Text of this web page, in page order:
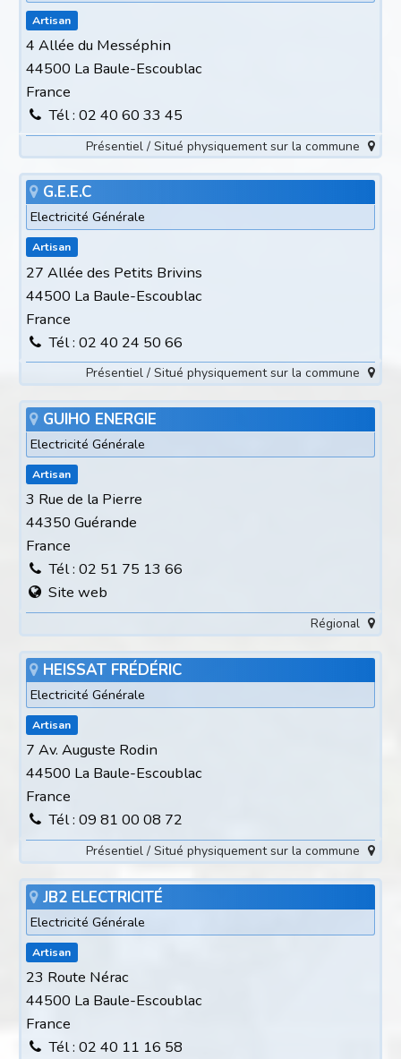
Artisan
4 Allée du Messéphin
44500 La Baule-Escoublac
France
Tél : 02 40 60 33 45
Présentiel / Situé physiquement sur la commune
G.E.E.C
Electricité Générale
Artisan
27 Allée des Petits Brivins
44500 La Baule-Escoublac
France
Tél : 02 40 24 50 66
Présentiel / Situé physiquement sur la commune
GUIHO ENERGIE
Electricité Générale
Artisan
3 Rue de la Pierre
44350 Guérande
France
Tél : 02 51 75 13 66
Site web
Régional
HEISSAT FRÉDÉRIC
Electricité Générale
Artisan
7 Av. Auguste Rodin
44500 La Baule-Escoublac
France
Tél : 09 81 00 08 72
Présentiel / Situé physiquement sur la commune
JB2 ELECTRICITÉ
Electricité Générale
Artisan
23 Route Nérac
44500 La Baule-Escoublac
France
Tél : 02 40 11 16 58